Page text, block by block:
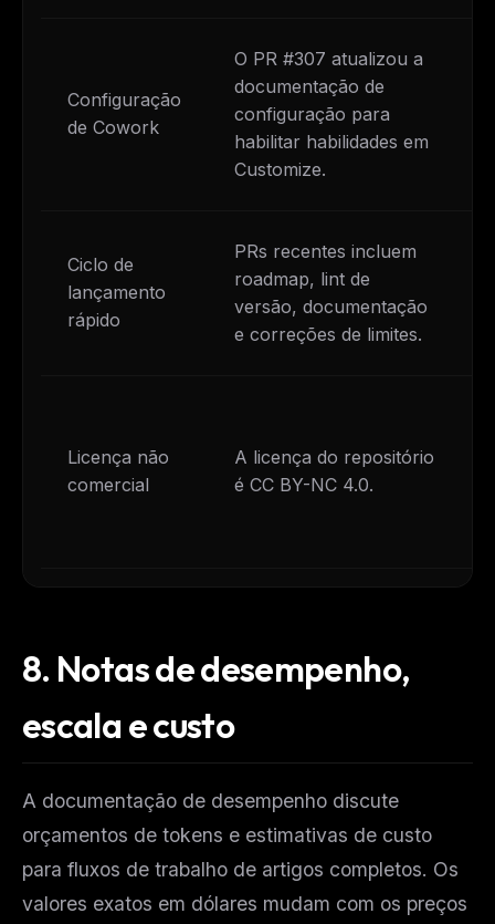
Configuração
de Cowork
O PR #307 atualizou a
documentação de
configuração para
habilitar habilidades em
Customize.
Ciclo de
lançamento
rápido
PRs recentes incluem
roadmap, lint de
versão, documentação
e correções de limites.
Licença não
comercial
A licença do repositório
é CC BY-NC 4.0.
8. Notas de desempenho,
escala e custo
A documentação de desempenho discute
orçamentos de tokens e estimativas de custo
para fluxos de trabalho de artigos completos. Os
valores exatos em dólares mudam com os preços